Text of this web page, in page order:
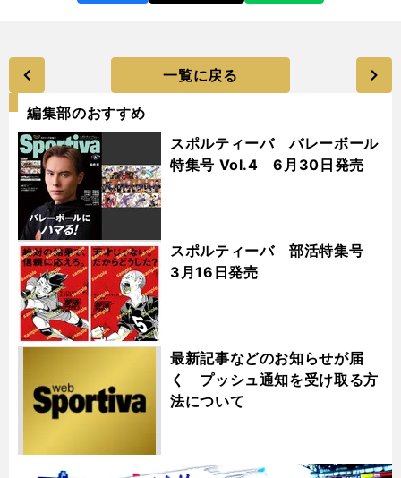
一覧に戻る
編集部のおすすめ
スポルティーバ バレーボール
特集号 Vol.4 6月30日発売
スポルティーバ 部活特集号
3月16日発売
最新記事などのお知らせが届
く プッシュ通知を受け取る方
法について